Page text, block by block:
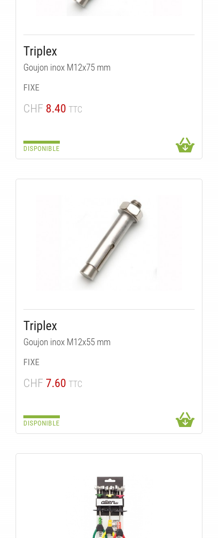
Triplex
Goujon inox M12x75 mm
FIXE
CHF 8.40 TTC
DISPONIBLE
Triplex
Goujon inox M12x55 mm
FIXE
CHF 7.60 TTC
DISPONIBLE